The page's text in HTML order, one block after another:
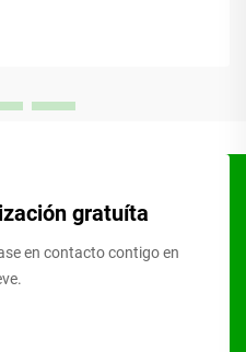
gratuíta
en contacto contigo en